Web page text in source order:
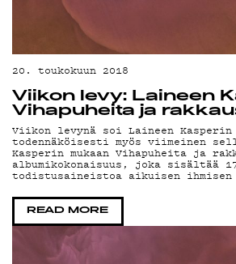
20. toukokuun 2018
Viikon levy: Laineen
Vihapuheita ja
Viikon levynä soi Laineen
todennäköisesti myös viimeinen
Kasperin mukaan Vihapuheita ja
albumikokonaisuus, joka sisältää
todistusaineistoa aikuisen ihmisen
READ MORE